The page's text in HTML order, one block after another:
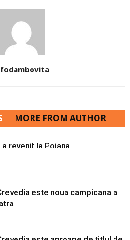
MORE FROM AUTHOR
a revenit la Poiana
este noua campioana a